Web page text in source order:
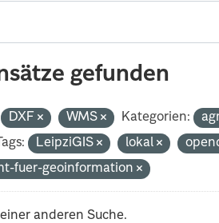
gefunden
DXF WMS Kategorien:
LeipziGIS lokal
fuer-geoinformation
anderen Suche.